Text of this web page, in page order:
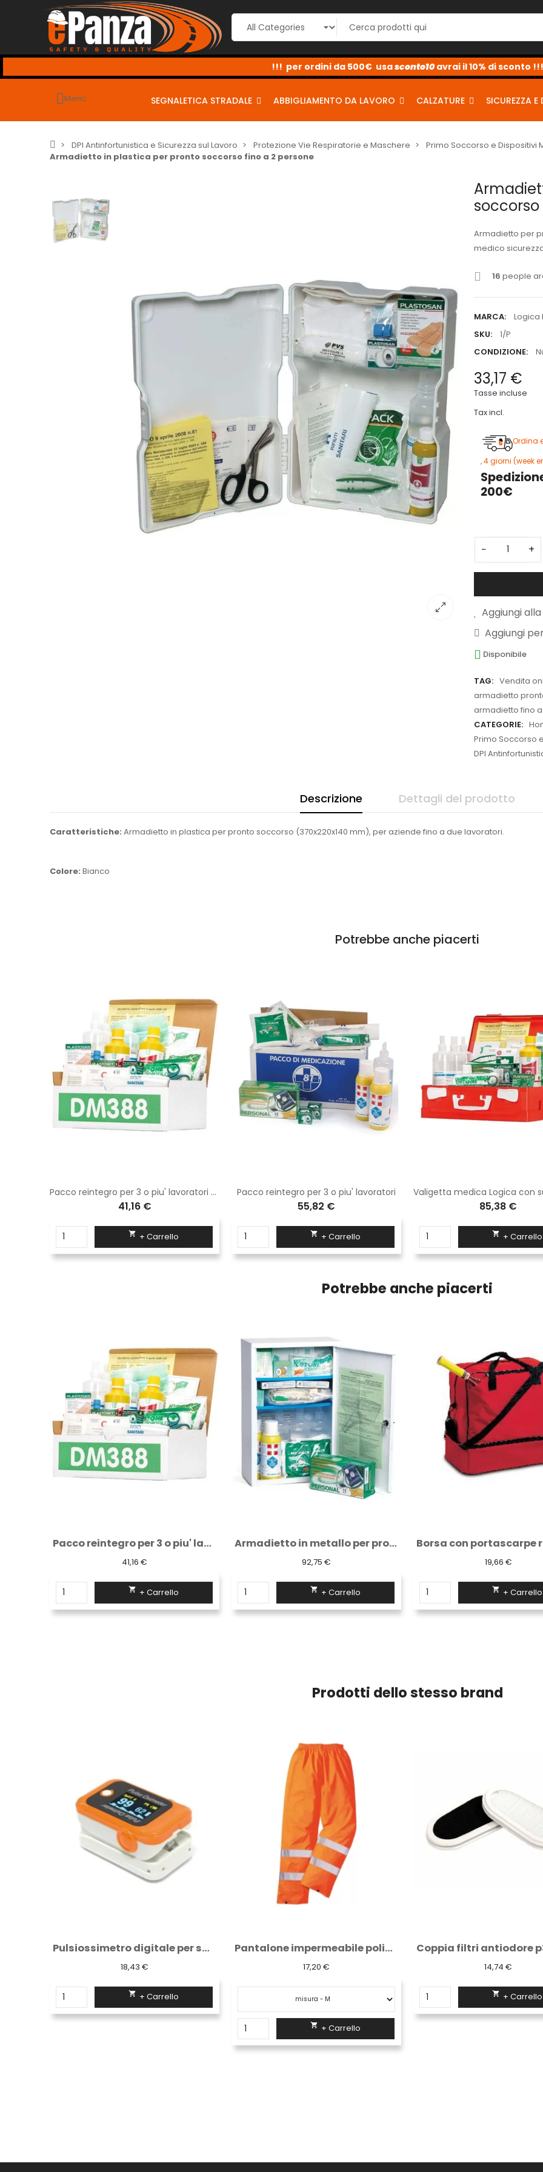
usa i seguenti coupon per sconti dal 2% al 10% <-
----
sconto2
sconto5
sconto10
Menù SEGNALETICA STRADALE ABBIGLIAMENTO DA LAVORO CALZATURE SICUREZZA E
DPI Antinfortunistica e Sicurezza sul Lavoro Protezione Vie Respiratorie e Maschere
Primo Soccorso e Dispositivi
Armadietto in plastica per pronto soccorso fino a 2 persone
Armadietto per
medico
16 people
MARCA:
Logica
SKU:
1/P
CONDIZIONE:
33,17 €
Tasse incluse
Tax incl.
Ordina
, 4 giorni (week
200€
− +
Aggiungi
Aggiungi
Disponibile
TAG: Vendita
armadietto
armadietto fino
CATEGORIE:
Primo Soccorso
DPI
Descrizione Dettagli del prodotto
Caratteristiche: Armadietto in plastica per pronto soccorso (370x220x140 mm), per aziende fino a due lavoratori.
Colore: Bianco
Potrebbe anche piacerti
Pacco reintegro per 3 o piu' lavoratori senza sfigmomanometro
41,16 €
 + Carrello
Pacco reintegro per 3 o piu' lavoratori
55,82 €
 + Carrello
85,38 €
 + Carrello
Potrebbe anche piacerti
Armadietto in metallo per pronto soccorso...
92,75 €
 + Carrello
Borsa con portascarpe rossa 48X26X42
19,66 €
 + Carrello
21,50 €
 + Carrello
Prodotti dello stesso brand
Pantalone impermeabile poliestere arancio...
17,20 €
Coppia filtri antiodore p3 con carboni...
14,74 €
+ Carrello
Elmetto
20,27 €
 + Carrello